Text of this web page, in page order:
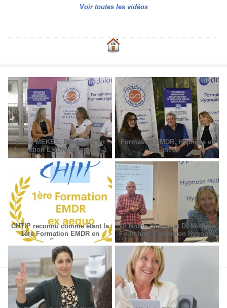
Voir toutes les vidéos
Olivia MEKES, Bordeaux, en
formation EMDR Intégrative à
Paris
Formation EMDR, Hypnose et
Cancer
CHTIP reconnu comme étant la
1ère Formation EMDR en
France
Dr Bruno Suarez et Dr Michèle
Fourchon: Formation Hypnose
Médicale en Radiodiagnostic et
Radiothérapie.